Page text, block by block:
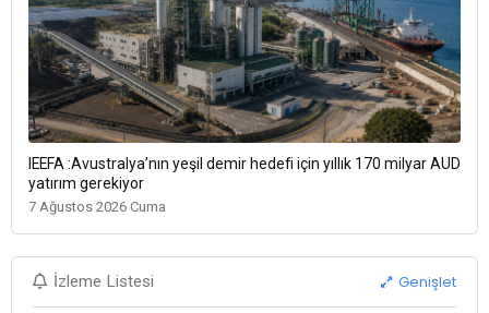
IEEFA :Avustralya’nın yeşil demir hedefi için yıllık 170 milyar AUD
yatırım gerekiyor
7 Ağustos 2026 Cuma
İzleme Listesi Genişlet